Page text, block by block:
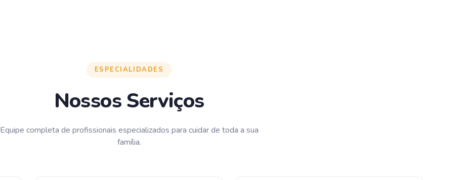
ESPECIALIDADES
Nossos Serviços
Equipe completa de profissionais especializados para cuidar de toda a sua
família.